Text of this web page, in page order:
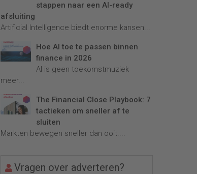
stappen naar een AI-ready
afsluiting
Artificial Intelligence biedt enorme kansen...
Hoe AI toe te passen binnen
finance in 2026
AI is geen toekomstmuziek
meer...
The Financial Close Playbook: 7
tactieken om sneller af te
sluiten
Markten bewegen sneller dan ooit....
Vragen over adverteren?